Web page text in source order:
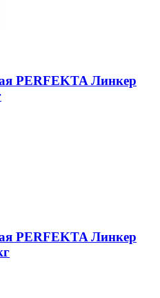
PERFEKTA Линкер
PERFEKTA Линкер